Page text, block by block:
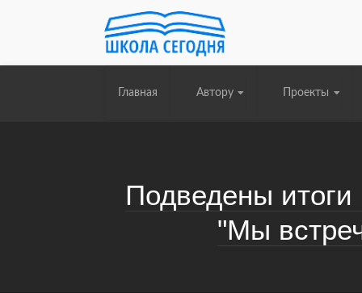
Главная Автору Проекты
Подведены итоги
"Мы